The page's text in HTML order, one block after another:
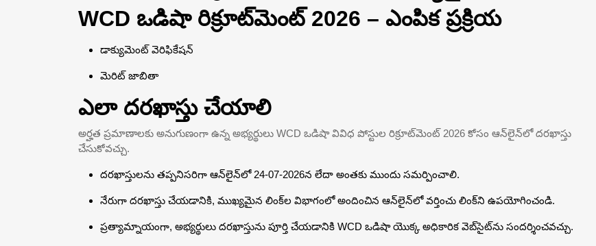
WCD ఒడిషా రిక్రూట్‌మెంట్ 2026 – ఎంపిక ప్రక్రియ
డాక్యుమెంట్ వెరిఫికేషన్
మెరిట్ జాబితా
ఎలా దరఖాస్తు చేయాలి
అర్హత ప్రమాణాలకు అనుగుణంగా ఉన్న అభ్యర్థులు WCD ఒడిషా వివిధ పోస్టుల రిక్రూట్‌మెంట్ 2026 కోసం ఆన్‌లైన్‌లో దరఖాస్తు
చేసుకోవచ్చు.
దరఖాస్తులను తప్పనిసరిగా ఆన్‌లైన్‌లో 24-07-2026న లేదా అంతకు ముందు సమర్పించాలి.
నేరుగా దరఖాస్తు చేయడానికి, ముఖ్యమైన లింక్‌ల విభాగంలో అందించిన ఆన్‌లైన్‌లో వర్తించు లింక్‌ని ఉపయోగించండి.
ప్రత్యామ్నాయంగా, అభ్యర్థులు దరఖాస్తును పూర్తి చేయడానికి WCD ఒడిషా యొక్క అధికారిక వెబ్‌సైట్‌ను సందర్శించవచ్చు.